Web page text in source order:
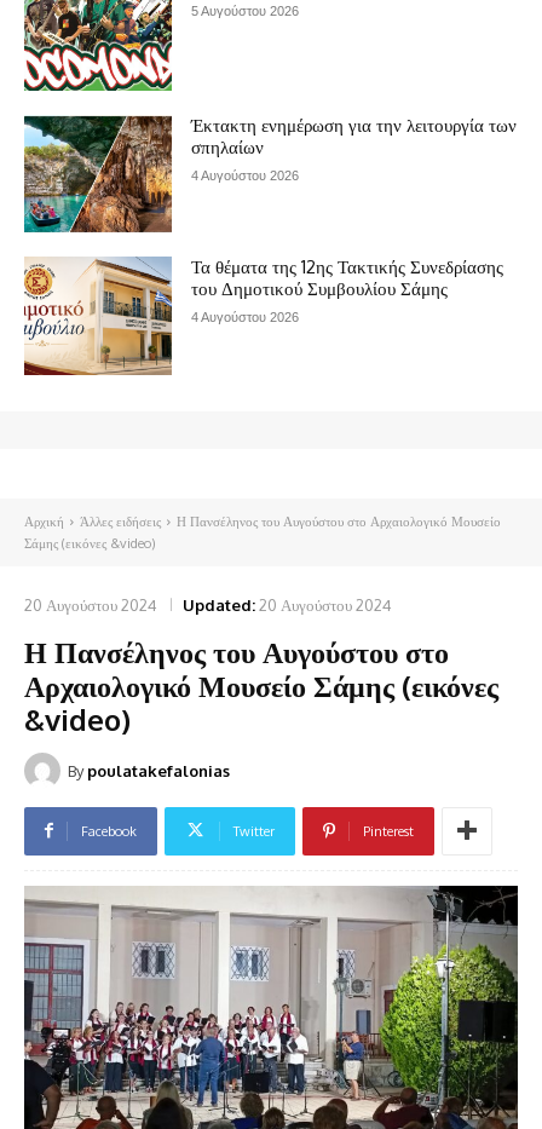
5 Αυγούστου 2026
Έκτακτη ενημέρωση για την λειτουργία των
σπηλαίων
4 Αυγούστου 2026
Τα θέματα της 12ης Τακτικής Συνεδρίασης
του Δημοτικού Συμβουλίου Σάμης
4 Αυγούστου 2026